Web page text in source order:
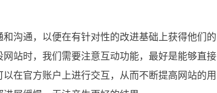
通，以便在有针对性的改进基础上获得他们的
站时，我们需要注意互动功能，最好是能够直接
在官方账户上进行交互，从而不断提高网站的用